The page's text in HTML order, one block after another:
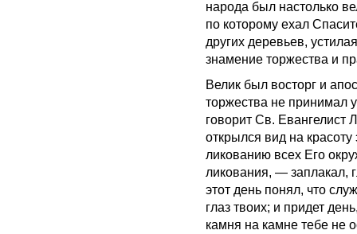
народа был настолько
по которому ехал
других деревьев,
знамение торжества и
Велик был восторг и
торжества не принимал
говорит Св. Евангелист
открылся вид на
ликованию всех Его
ликования, — заплакал,
этот день понял, что
глаз твоих; и придет
камня на камне тебе не